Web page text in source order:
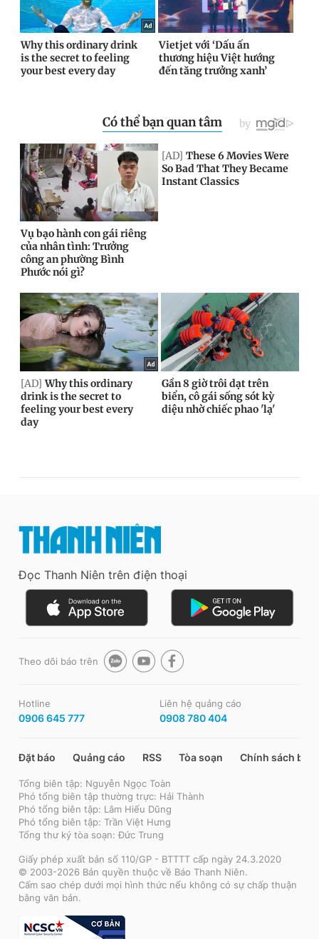
Đọc Thanh Niên trên điện thoại
Theo dõi báo trên
Hotline
0906 645 777
Liên hệ quảng cáo
0908 780 404
Đặt báo Quảng cáo RSS Tòa soạn Chính sách bảo
Tổng biên tập: Nguyễn Ngọc Toàn
Phó tổng biên tập thường trực: Hải Thành
Phó tổng biên tập: Lâm Hiếu Dũng
Phó tổng biên tập: Trần Việt Hưng
Tổng thư ký tòa soạn: Đức Trung
Giấy phép xuất bản số 110/GP - BTTTT cấp ngày 24.3.2020
© 2003-2026 Bản quyền thuộc về Báo Thanh Niên.
Cấm sao chép dưới mọi hình thức nếu không có sự chấp thuận
bằng văn bản.